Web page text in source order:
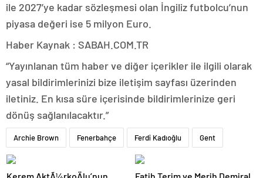
ile 2027’ye kadar sözleşmesi olan İngiliz futbolcu’nun
piyasa değeri ise 5 milyon Euro.
Haber Kaynak : SABAH.COM.TR
“Yayınlanan tüm haber ve diğer içerikler ile ilgili olarak
yasal bildirimlerinizi bize iletişim sayfası üzerinden
iletiniz. En kısa süre içerisinde bildirimlerinize geri
dönüş sağlanılacaktır.”
Archie Brown Fenerbahçe Ferdi Kadıoğlu Gent